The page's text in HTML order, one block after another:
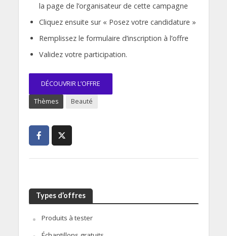
la page de l’organisateur de cette campagne
Cliquez ensuite sur « Posez votre candidature »
Remplissez le formulaire d’inscription à l’offre
Validez votre participation.
DÉCOUVRIR L’OFFRE
Thèmes Beauté
Types d’offres
Produits à tester